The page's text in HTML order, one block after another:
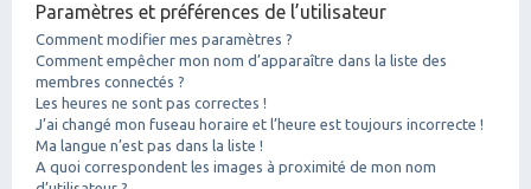
Paramètres et préférences de l’utilisateur
Comment modifier mes paramètres ?
Comment empêcher mon nom d’apparaître dans la liste des
membres connectés ?
Les heures ne sont pas correctes !
J’ai changé mon fuseau horaire et l’heure est toujours incorrecte !
Ma langue n’est pas dans la liste !
A quoi correspondent les images à proximité de mon nom